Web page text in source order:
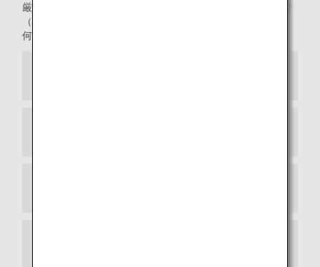
厳重な管理のもと対応を行っておりますが、通話中に生活音
（インターホン等）が聞こえる場合がございます。
何卒ご理解とご了承を賜りますようお願い申し上げます。